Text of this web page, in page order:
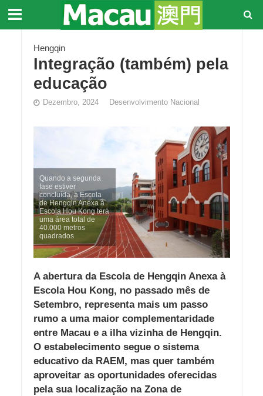
Hengqin
Integração (também) pela
educação
Dezembro, 2024 Desenvolvimento Nacional
Quando a segunda
fase estiver
concluída, a Escola
de Hengqin Anexa à
Escola Hou Kong terá
uma área total de
40.000 metros
quadrados
A abertura da Escola de Hengqin Anexa à
Escola Hou Kong, no passado mês de
Setembro, representa mais um passo
rumo a uma maior complementaridade
entre Macau e a ilha vizinha de Hengqin.
O estabelecimento segue o sistema
educativo da RAEM, mas quer também
aproveitar as oportunidades oferecidas
pela sua localização na Zona de